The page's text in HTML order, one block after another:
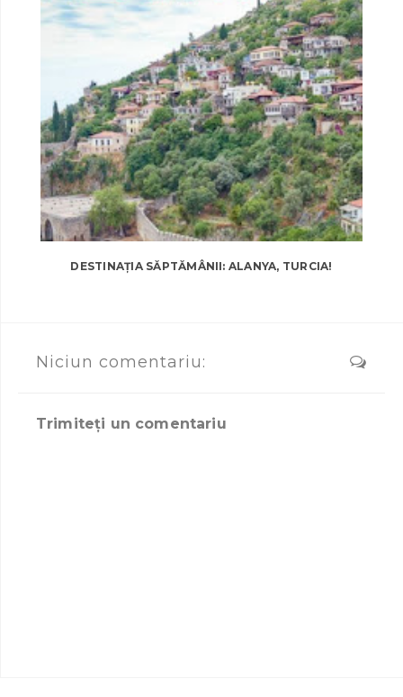
DESTINAȚIA SĂPTĂMÂNII: ALANYA, TURCIA!
Niciun comentariu:
Trimiteți un comentariu